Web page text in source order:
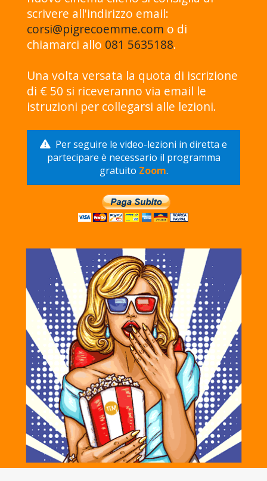
scrivere all'indirizzo email:
corsi@pigrecoemme.com o di
chiamarci allo 081 5635188.
Una volta versata la quota di iscrizione
di € 50 si riceveranno via email le
istruzioni per collegarsi alle lezioni.
Per seguire le video-lezioni in diretta e
partecipare è necessario il programma
gratuito Zoom.